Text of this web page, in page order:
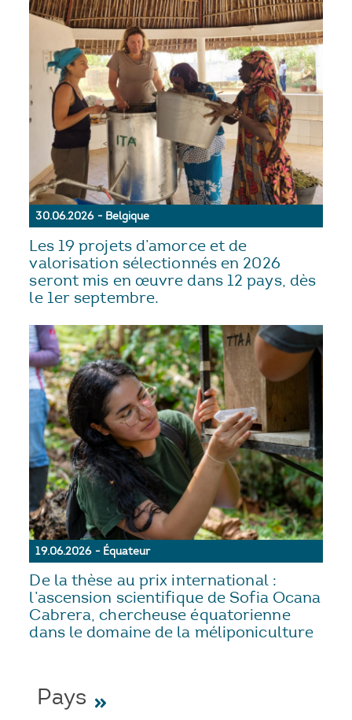
30.06.2026 - Belgique
Les 19 projets d’amorce et de
valorisation sélectionnés en 2026
seront mis en œuvre dans 12 pays, dès
le 1er septembre.
19.06.2026 - Équateur
De la thèse au prix international :
l’ascension scientifique de Sofia Ocana
Cabrera, chercheuse équatorienne
dans le domaine de la méliponiculture
Pays